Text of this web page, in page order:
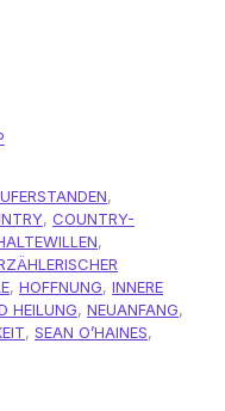
,
, COUNTRY-
,
, HOFFNUNG, INNERE
HEILUNG, NEUANFANG,
, SEAN O’HAINES,